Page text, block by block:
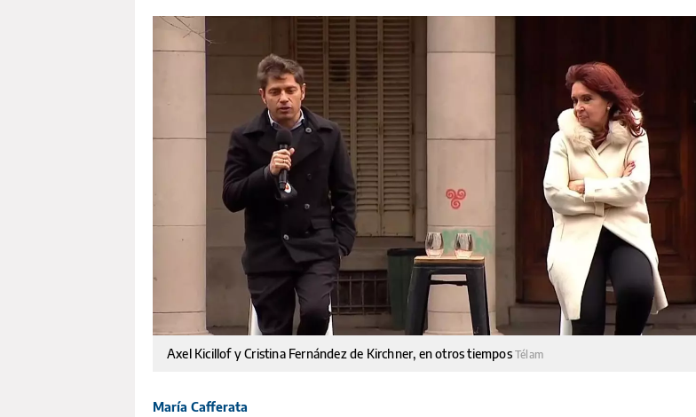
Axel Kicillof y Cristina Fernández de Kirchner, en otros tiempos Télam
María Cafferata